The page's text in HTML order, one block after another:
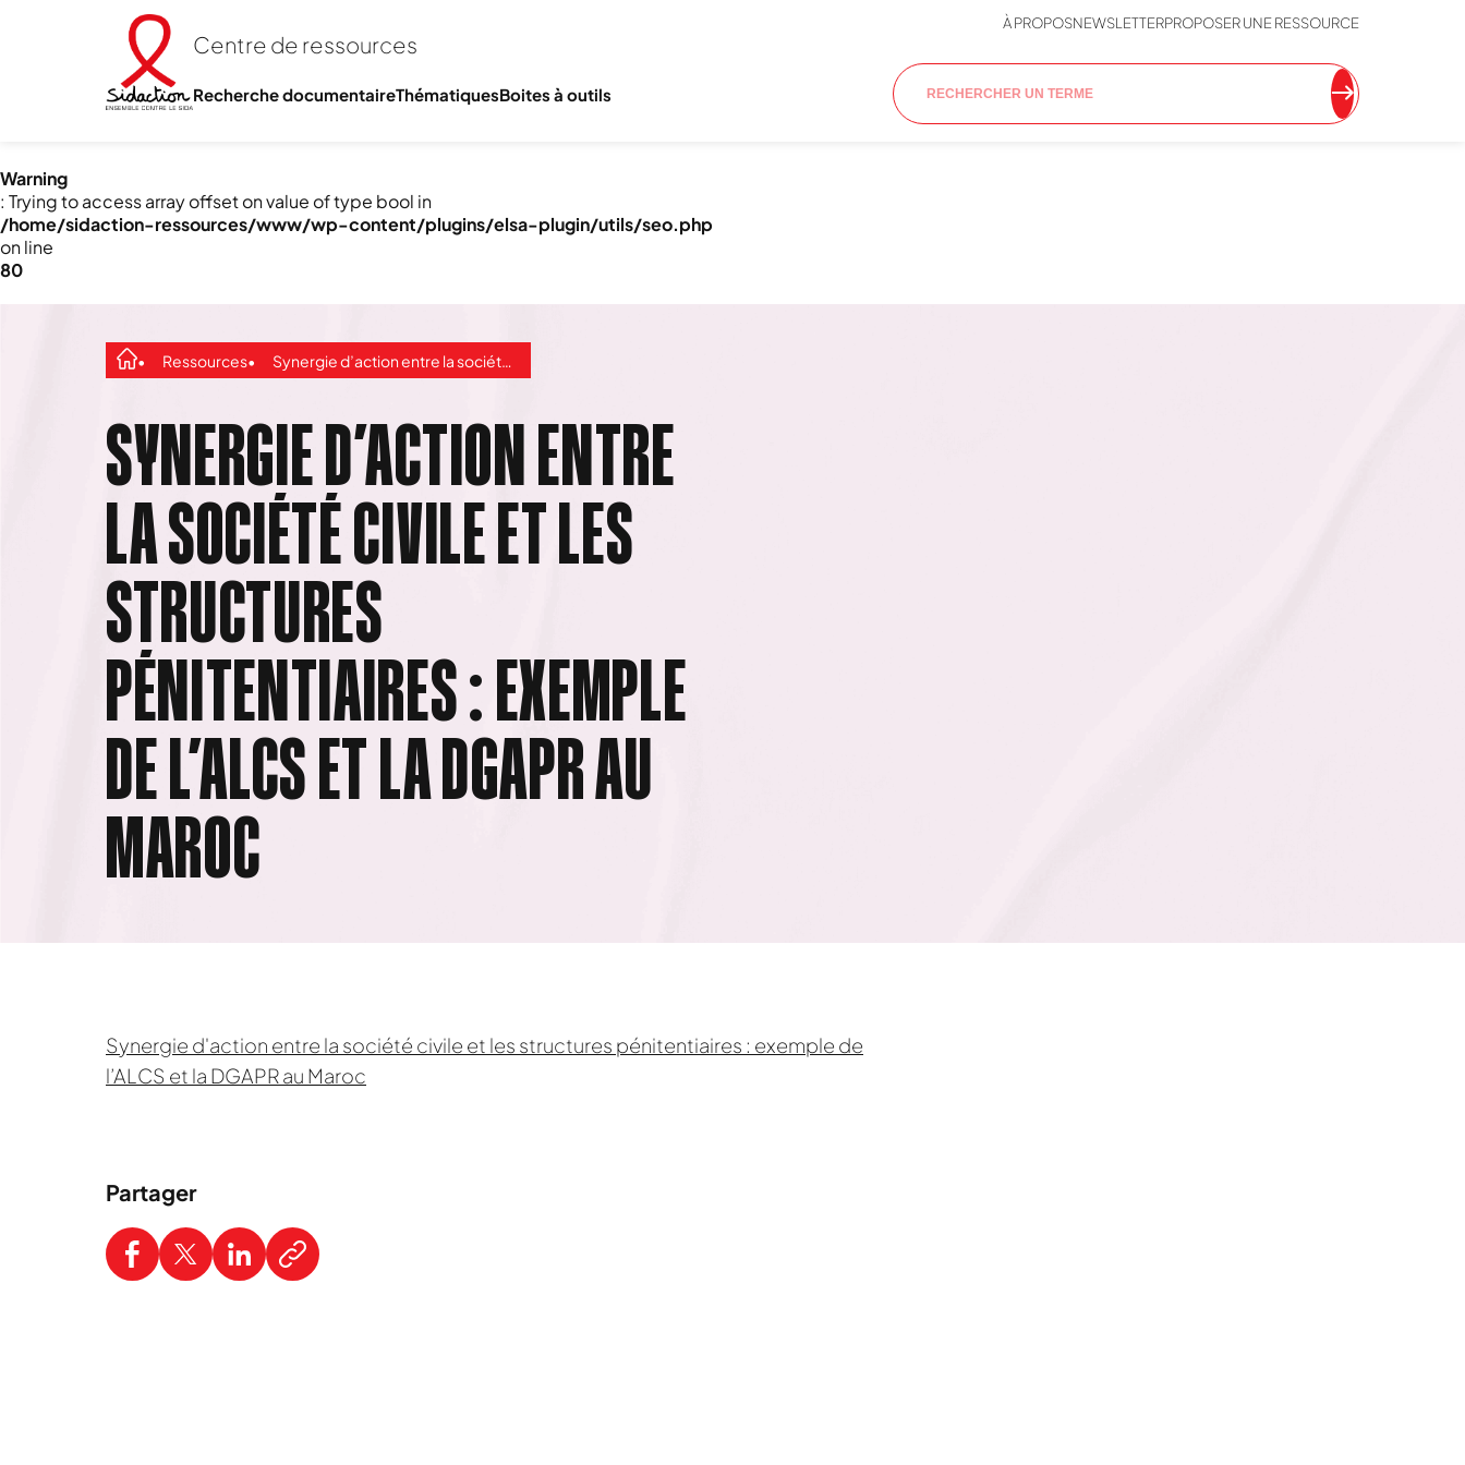
Warning
: Trying to access array offset on value of type bool in
/home/sidaction-ressources/www/wp-content/plugins/elsa-plugin/utils/seo.php
on line
80
Centre de ressources
À PROPOSNEWSLETTERPROPOSER UNE RESSOURCE
Recherche documentaireThématiquesBoites à outils
Ressources Synergie d’action entre la société civile et les structures pénitentiaires : exemple de l’ALCS et la DGAPR au Maroc
SYNERGIE D’ACTION ENTRE
LA SOCIÉTÉ CIVILE ET LES
STRUCTURES
PÉNITENTIAIRES : EXEMPLE
DE L’ALCS ET LA DGAPR AU
MAROC
Synergie d'action entre la société civile et les structures pénitentiaires : exemple de
l’ALCS et la DGAPR au Maroc
Partager